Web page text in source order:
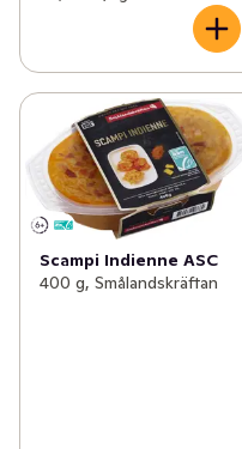
Scampi Indienne ASC
400 g, Smålandskräftan